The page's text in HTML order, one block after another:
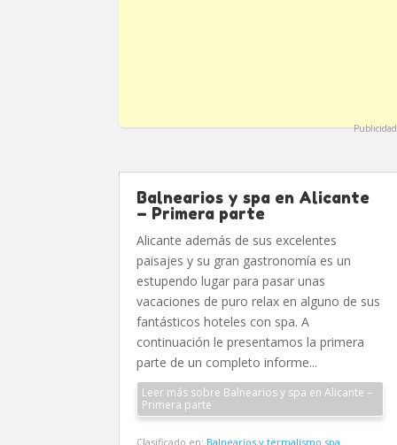
Publicidad
Balnearios y spa en Alicante
– Primera parte
Alicante además de sus excelentes
paisajes y su gran gastronomía es un
estupendo lugar para pasar unas
vacaciones de puro relax en alguno de sus
fantásticos hoteles con spa. A
continuación le presentamos la primera
parte de un completo informe...
Leer más sobre Balnearios y spa en Alicante –
Primera parte
Clasificado en: Balnearios y termalismo spa